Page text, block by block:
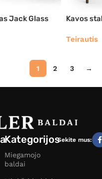
Jack Glass Kavos
Teirautis
1 2 3 →
Kategorijos
Miegamojo
baldai
Sekite mus: